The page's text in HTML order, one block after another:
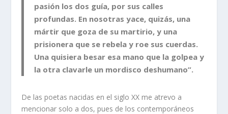
pasión los dos guía, por sus calles
profundas. En nosotras yace, quizás, una
mártir que goza de su martirio, y una
prisionera que se rebela y roe sus cuerdas.
Una quisiera besar esa mano que la golpea y
la otra clavarle un mordisco deshumano”.
De las poetas nacidas en el siglo XX me atrevo a
mencionar solo a dos, pues de los contemporáneos